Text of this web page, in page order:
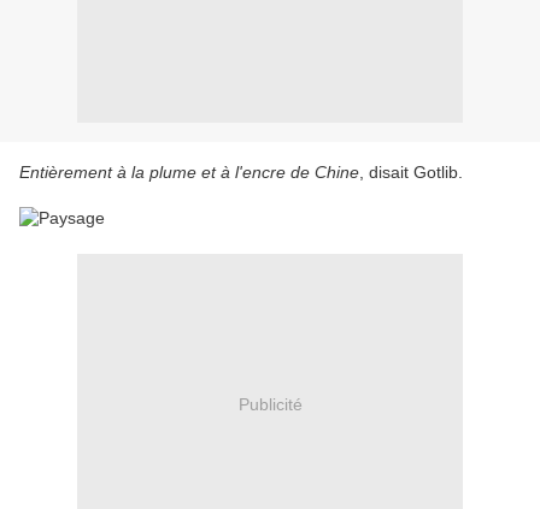
Entièrement à la plume et à l'encre de Chine , disait Gotlib.
Publicité